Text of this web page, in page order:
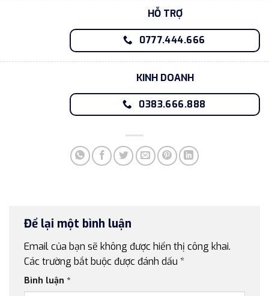
HỖ TRỢ
0777.444.666
KINH DOANH
0383.666.888
Để lại một bình luận
Email của bạn sẽ không được hiển thị công khai.
Các trường bắt buộc được đánh dấu *
Bình luận *